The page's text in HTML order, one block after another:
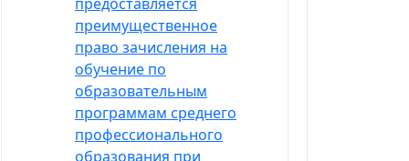
преимущественное
право зачисления на
обучение по
образовательным
программам среднего
профессионального
образования при